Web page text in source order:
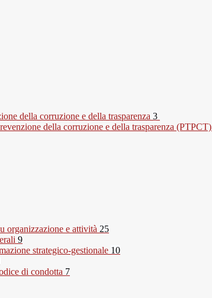
della corruzione e della trasparenza 3
della corruzione e della trasparenza (PTPCT)
organizzazione e attività 25
9
strategico-gestionale 10
di condotta 7